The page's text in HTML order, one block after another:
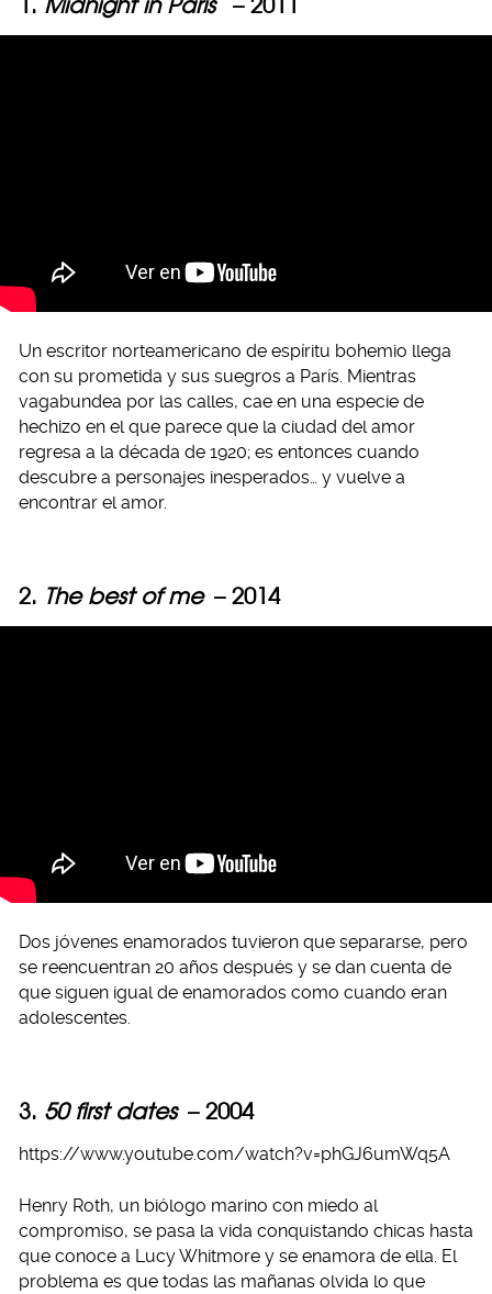
Un escritor norteamericano de espíritu bohemio llega
con su prometida y sus suegros a París. Mientras
vagabundea por las calles, cae en una especie de
hechizo en el que parece que la ciudad del amor
regresa a la década de 1920; es entonces cuando
descubre a personajes inesperados… y vuelve a
encontrar el amor.
2. The best of me – 2014
Dos jóvenes enamorados tuvieron que separarse, pero
se reencuentran 20 años después y se dan cuenta de
que siguen igual de enamorados como cuando eran
adolescentes.
3. 50 first dates – 2004
https://www.youtube.com/watch?v=phGJ6umWq5A
Henry Roth, un biólogo marino con miedo al
compromiso, se pasa la vida conquistando chicas hasta
que conoce a Lucy Whitmore y se enamora de ella. El
problema es que todas las mañanas olvida lo que